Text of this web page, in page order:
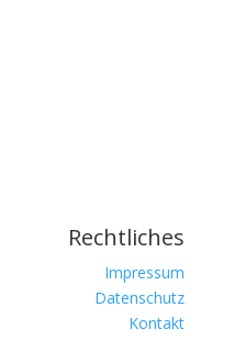
Rechtliches
Impressum
Datenschutz
Kontakt